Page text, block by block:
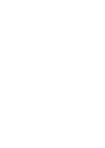
La carambola en el
Que haya dos
proyección solo son
exjugador del